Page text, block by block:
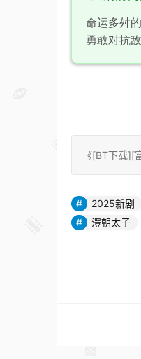
命运多舛
勇敢对抗
《[BT下载
2025新剧
澧朝太子